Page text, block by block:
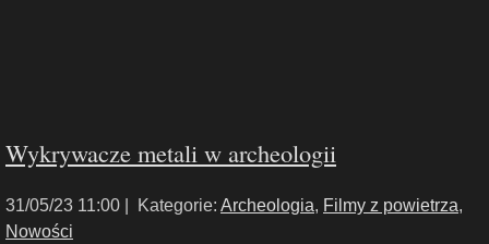
Wykrywacze metali w archeologii
31/05/23 11:00 | Kategorie: Archeologia, Filmy z powietrza,
Nowości